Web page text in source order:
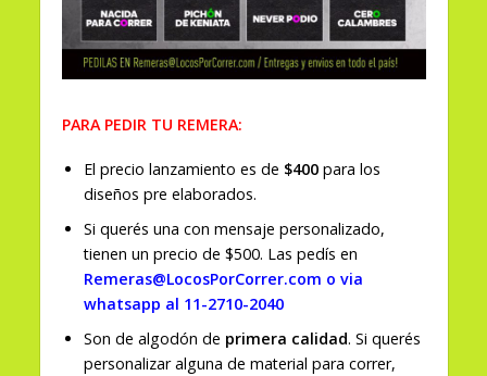
PARA PEDIR TU REMERA:
El precio lanzamiento es de $400para los
diseños pre elaborados.
Si querés una con mensaje personalizado,
tienen un precio de $500. Las pedís en
Remeras@LocosPorCorrer.com o via
whatsapp al 11-2710-2040
Son de algodón de primera calidad. Si querés
personalizar alguna de material para correr,